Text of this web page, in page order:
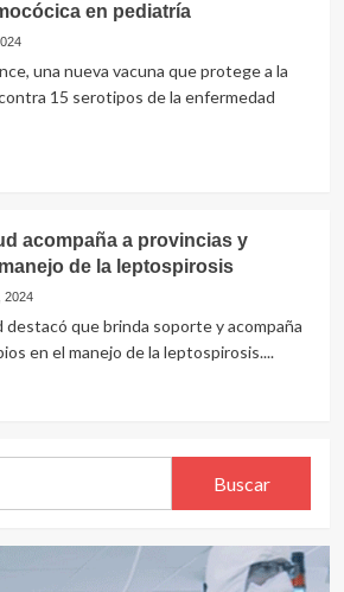
en pediatría
una nueva vacuna que protege a la
15 serotipos de la enfermedad
acompaña a provincias y
de la leptospirosis
2024
destacó que brinda soporte y acompaña
en el manejo de la leptospirosis....